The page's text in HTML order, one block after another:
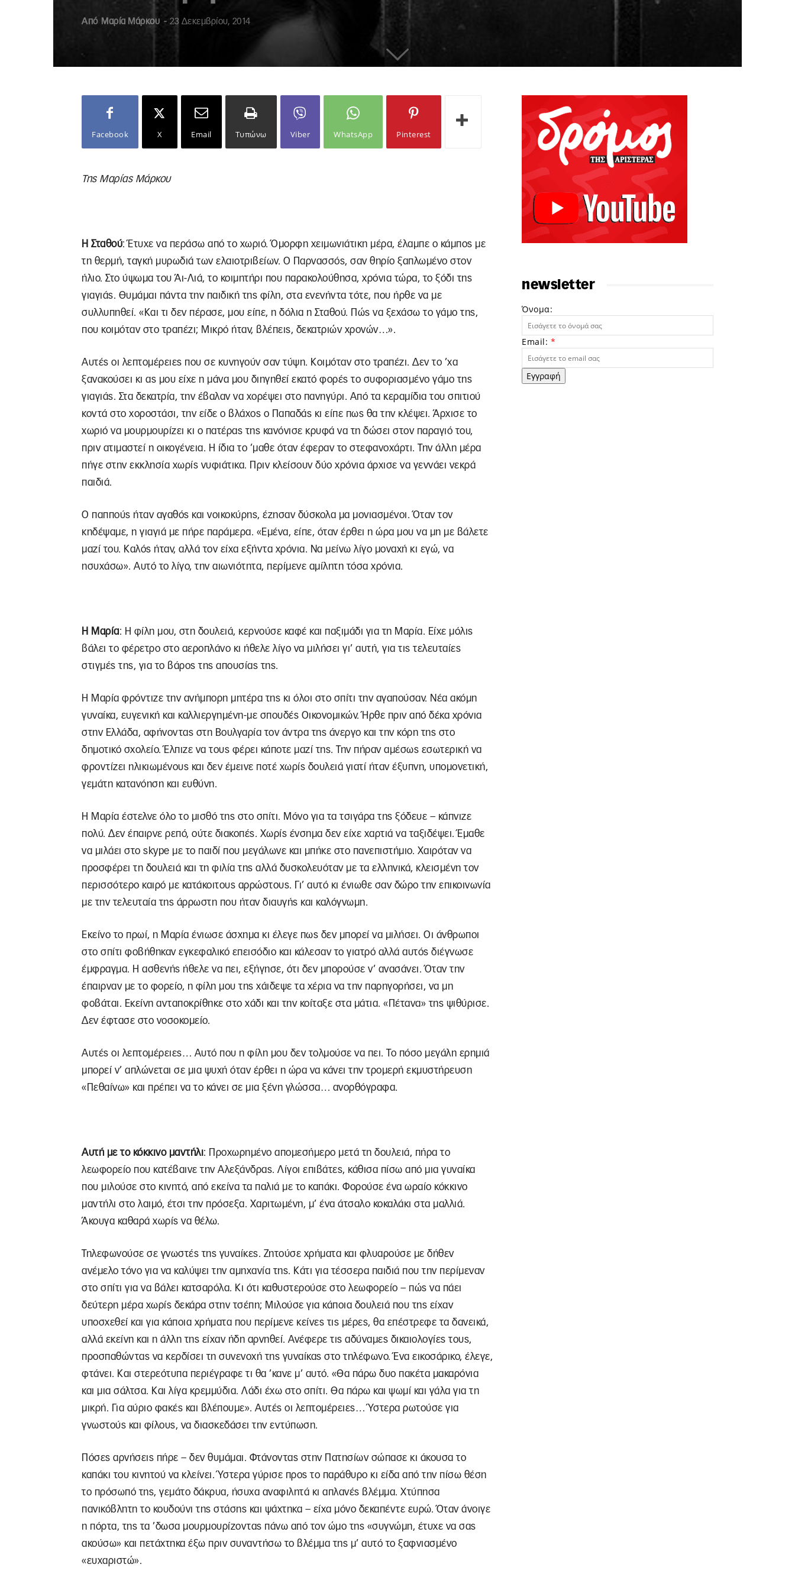
Από Μαρία Μάρκου - 23 Δεκεμβρίου, 2014
Facebook X Email Τυπώνω Viber WhatsApp Pinterest
Της Μαρίας Μάρκου
Η Σταθού: Έτυχε να περάσω από το χωριό. Όμορφη χειμωνιάτικη μέρα, έλαμπε ο κάμπος με
τη θερμή, ταγκή μυρωδιά των ελαιοτριβείων. Ο Παρνασσός, σαν θηρίο ξαπλωμένο στον
ήλιο. Στο ύψωμα του Άι-Λιά, το κοιμητήρι που παρακολούθησα, χρόνια τώρα, το ξόδι της
γιαγιάς. Θυμάμαι πάντα την παιδική της φίλη, στα ενενήντα τότε, που ήρθε να με
συλλυπηθεί. «Και τι δεν πέρασε, μου είπε, η δόλια η Σταθού. Πώς να ξεχάσω το γάμο της,
που κοιμόταν στο τραπέζι; Μικρό ήταν, βλέπεις, δεκατριών χρονών…».
Αυτές οι λεπτομέρειες που σε κυνηγούν σαν τύψη. Κοιμόταν στο τραπέζι. Δεν το ’χα
ξανακούσει κι ας μου είχε η μάνα μου διηγηθεί εκατό φορές το συφοριασμένο γάμο της
γιαγιάς. Στα δεκατρία, την έβαλαν να χορέψει στο πανηγύρι. Από τα κεραμίδια του σπιτιού
κοντά στο χοροστάσι, την είδε ο βλάχος ο Παπαδάς κι είπε πως θα την κλέψει. Άρχισε το
χωριό να μουρμουρίζει κι ο πατέρας της κανόνισε κρυφά να τη δώσει στον παραγιό του,
πριν ατιμαστεί η οικογένεια. Η ίδια το ’μαθε όταν έφεραν το στεφανοχάρτι. Την άλλη μέρα
πήγε στην εκκλησία χωρίς νυφιάτικα. Πριν κλείσουν δύο χρόνια άρχισε να γεννάει νεκρά
παιδιά.
Ο παππούς ήταν αγαθός και νοικοκύρης, έζησαν δύσκολα μα μονιασμένοι. Όταν τον
κηδέψαμε, η γιαγιά με πήρε παράμερα. «Εμένα, είπε, όταν έρθει η ώρα μου να μη με βάλετε
μαζί του. Καλός ήταν, αλλά τον είχα εξήντα χρόνια. Να μείνω λίγο μοναχή κι εγώ, να
ησυχάσω». Αυτό το λίγο, την αιωνιότητα, περίμενε αμίλητη τόσα χρόνια.
Η Μαρία: Η φίλη μου, στη δουλειά, κερνούσε καφέ και παξιμάδι για τη Μαρία. Είχε μόλις
βάλει το φέρετρο στο αεροπλάνο κι ήθελε λίγο να μιλήσει γι’ αυτή, για τις τελευταίες
στιγμές της, για το βάρος της απουσίας της.
Η Μαρία φρόντιζε την ανήμπορη μητέρα της κι όλοι στο σπίτι την αγαπούσαν. Νέα ακόμη
γυναίκα, ευγενική και καλλιεργημένη-με σπουδές Οικονομικών. Ήρθε πριν από δέκα χρόνια
στην Ελλάδα, αφήνοντας στη Βουλγαρία τον άντρα της άνεργο και την κόρη της στο
δημοτικό σχολείο. Έλπιζε να τους φέρει κάποτε μαζί της. Την πήραν αμέσως εσωτερική να
φροντίζει ηλικιωμένους και δεν έμεινε ποτέ χωρίς δουλειά γιατί ήταν έξυπνη, υπομονετική,
γεμάτη κατανόηση και ευθύνη.
Η Μαρία έστελνε όλο το μισθό της στο σπίτι. Μόνο για τα τσιγάρα της ξόδευε – κάπνιζε
πολύ. Δεν έπαιρνε ρεπό, ούτε διακοπές. Χωρίς ένσημα δεν είχε χαρτιά να ταξιδέψει. Έμαθε
να μιλάει στο skype με το παιδί που μεγάλωνε και μπήκε στο πανεπιστήμιο. Χαιρόταν να
προσφέρει τη δουλειά και τη φιλία της αλλά δυσκολευόταν με τα ελληνικά, κλεισμένη τον
περισσότερο καιρό με κατάκοιτους αρρώστους. Γι’ αυτό κι ένιωθε σαν δώρο την επικοινωνία
με την τελευταία της άρρωστη που ήταν διαυγής και καλόγνωμη.
Εκείνο το πρωί, η Μαρία ένιωσε άσχημα κι έλεγε πως δεν μπορεί να μιλήσει. Οι άνθρωποι
στο σπίτι φοβήθηκαν εγκεφαλικό επεισόδιο και κάλεσαν το γιατρό αλλά αυτός διέγνωσε
έμφραγμα. Η ασθενής ήθελε να πει, εξήγησε, ότι δεν μπορούσε ν’ ανασάνει. Όταν την
έπαιρναν με το φορείο, η φίλη μου της χάιδεψε τα χέρια να την παρηγορήσει, να μη
φοβάται. Εκείνη ανταποκρίθηκε στο χάδι και την κοίταξε στα μάτια. «Πέτανα» της ψιθύρισε.
Δεν έφτασε στο νοσοκομείο.
Αυτές οι λεπτομέρειες… Αυτό που η φίλη μου δεν τολμούσε να πει. Το πόσο μεγάλη ερημιά
μπορεί ν’ απλώνεται σε μια ψυχή όταν έρθει η ώρα να κάνει την τρομερή εκμυστήρευση
«Πεθαίνω» και πρέπει να το κάνει σε μια ξένη γλώσσα… ανορθόγραφα.
Αυτή με το κόκκινο μαντήλι: Προχωρημένο απομεσήμερο μετά τη δουλειά, πήρα το
λεωφορείο που κατέβαινε την Αλεξάνδρας. Λίγοι επιβάτες, κάθισα πίσω από μια γυναίκα
που μιλούσε στο κινητό, από εκείνα τα παλιά με το καπάκι. Φορούσε ένα ωραίο κόκκινο
μαντήλι στο λαιμό, έτσι την πρόσεξα. Χαριτωμένη, μ’ ένα άτσαλο κοκαλάκι στα μαλλιά.
Άκουγα καθαρά χωρίς να θέλω.
Τηλεφωνούσε σε γνωστές της γυναίκες. Ζητούσε χρήματα και φλυαρούσε με δήθεν
ανέμελο τόνο για να καλύψει την αμηχανία της. Κάτι για τέσσερα παιδιά που την περίμεναν
στο σπίτι για να βάλει κατσαρόλα. Κι ότι καθυστερούσε στο λεωφορείο – πώς να πάει
δεύτερη μέρα χωρίς δεκάρα στην τσέπη; Μιλούσε για κάποια δουλειά που της είχαν
υποσχεθεί και για κάποια χρήματα που περίμενε κείνες τις μέρες, θα επέστρεφε τα δανεικά,
αλλά εκείνη και η άλλη της είχαν ήδη αρνηθεί. Ανέφερε τις αδύναμες δικαιολογίες τους,
προσπαθώντας να κερδίσει τη συνενοχή της γυναίκας στο τηλέφωνο. Ένα εικοσάρικο, έλεγε,
φτάνει. Και στερεότυπα περιέγραφε τι θα ’κανε μ’ αυτό. «Θα πάρω δυο πακέτα μακαρόνια
και μια σάλτσα. Και λίγα κρεμμύδια. Λάδι έχω στο σπίτι. Θα πάρω και ψωμί και γάλα για τη
μικρή. Για αύριο φακές και βλέπουμε». Αυτές οι λεπτομέρειες… Ύστερα ρωτούσε για
γνωστούς και φίλους, να διασκεδάσει την εντύπωση.
Πόσες αρνήσεις πήρε – δεν θυμάμαι. Φτάνοντας στην Πατησίων σώπασε κι άκουσα το
καπάκι του κινητού να κλείνει. Ύστερα γύρισε προς το παράθυρο κι είδα από την πίσω θέση
το πρόσωπό της, γεμάτο δάκρυα, ήσυχα αναφιλητά κι απλανές βλέμμα. Χτύπησα
πανικόβλητη το κουδούνι της στάσης και ψάχτηκα – είχα μόνο δεκαπέντε ευρώ. Όταν άνοιγε
η πόρτα, της τα ’δωσα μουρμουρίζοντας πάνω από τον ώμο της «συγνώμη, έτυχε να σας
ακούσω» και πετάχτηκα έξω πριν συναντήσω το βλέμμα της μ’ αυτό το ξαφνιασμένο
«ευχαριστώ».
newsletter
Όνομα:
Email: *
Εγγραφή